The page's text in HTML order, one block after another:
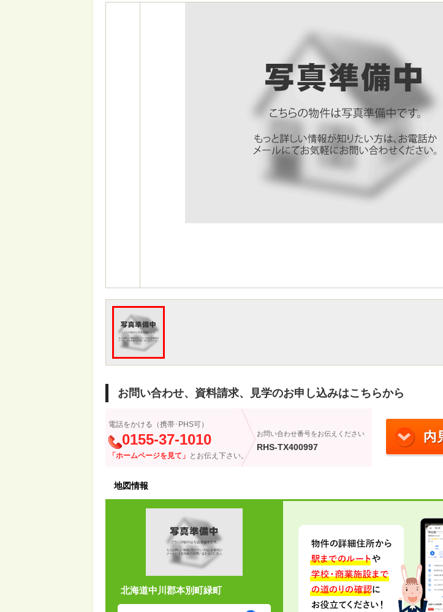
お問い合わせ、資料請求、見学のお申し込みはこちらから
電話をかける（携帯･PHS可）
0155-37-1010
「ホームページを見て」 とお伝え下さい。
お問い合わせ番号をお伝えください
RHS-TX400997
地図情報
北海道中川郡本別町緑町